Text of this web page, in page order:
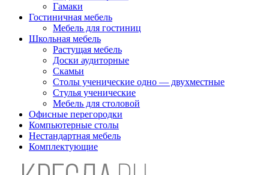
Гамаки
Гостиничная мебель
Мебель для гостиниц
Школьная мебель
Растущая мебель
Доски аудиторные
Скамьи
Столы ученические одно — двухместные
Стулья ученические
Мебель для столовой
Офисные перегородки
Компьютерные столы
Нестандартная мебель
Комплектующие